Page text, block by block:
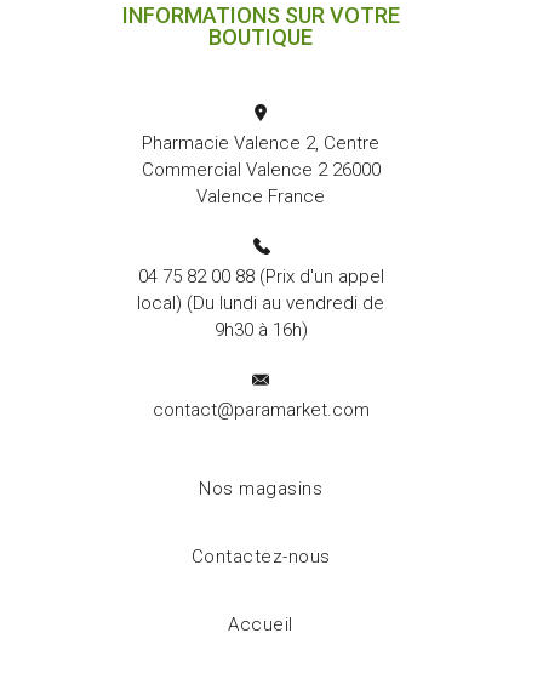
INFORMATIONS SUR VOTRE
BOUTIQUE
Pharmacie Valence 2, Centre
Commercial Valence 2 26000
Valence France
04 75 82 00 88(Prix d'un appel
local) (Du lundi au vendredi de
9h30 à 16h)
contact@paramarket.com
Nos magasins
Contactez-nous
Accueil